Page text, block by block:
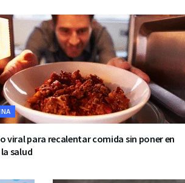
viral para recalentar comida sin poner en
salud